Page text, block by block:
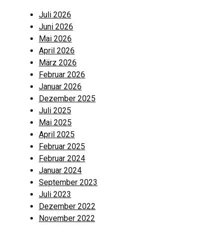
Juli 2026
Juni 2026
Mai 2026
April 2026
März 2026
Februar 2026
Januar 2026
Dezember 2025
Juli 2025
Mai 2025
April 2025
Februar 2025
Februar 2024
Januar 2024
September 2023
Juli 2023
Dezember 2022
November 2022